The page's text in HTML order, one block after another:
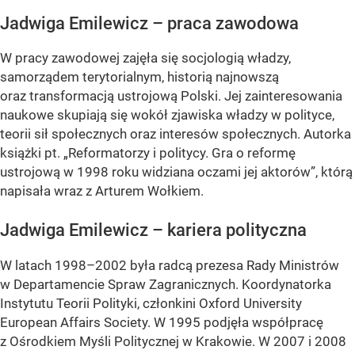
Jadwiga Emilewicz – praca zawodowa
W pracy zawodowej zajęła się socjologią władzy,
samorządem terytorialnym, historią najnowszą
oraz transformacją ustrojową Polski. Jej zainteresowania
naukowe skupiają się wokół zjawiska władzy w polityce,
teorii sił społecznych oraz interesów społecznych. Autorka
książki pt. „Reformatorzy i politycy. Gra o reformę
ustrojową w 1998 roku widziana oczami jej aktorów”, którą
napisała wraz z Arturem Wołkiem.
Jadwiga Emilewicz – kariera polityczna
W latach 1998–2002 była radcą prezesa Rady Ministrów
w Departamencie Spraw Zagranicznych. Koordynatorka
Instytutu Teorii Polityki, członkini Oxford University
European Affairs Society. W 1995 podjęła współpracę
z Ośrodkiem Myśli Politycznej w Krakowie. W 2007 i 2008